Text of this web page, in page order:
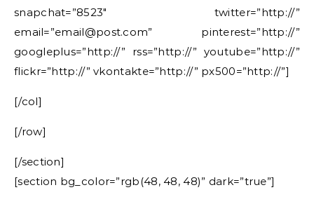
snapchat=”8523″ twitter=”http://”
email=”email@post.com” pinterest=”http://”
googleplus=”http://” rss=”http://” youtube=”http://”
flickr=”http://” vkontakte=”http://” px500=”http://”]
[/col]
[/row]
[/section]
[section bg_color=”rgb(48, 48, 48)” dark=”true”]